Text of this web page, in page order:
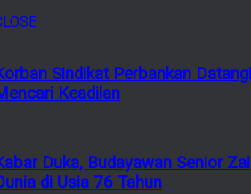
Sindikat Perbankan
Keadilan
Duka, Budayawan Senior
di Usia 76 Tahun